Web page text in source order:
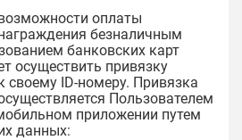
оплаты
безналичным
банковских карт
осуществить привязку
своему ID-номеру. Привязка
Пользователем
приложении путем
данных: